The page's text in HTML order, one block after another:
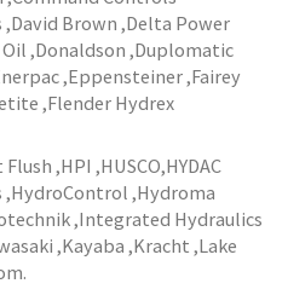
,David Brown ,Delta Power
Oil ,Donaldson ,Duplomatic
,Eppensteiner ,Fairey
,Flender Hydrex
,HPI ,HUSCO,HYDAC
,HydroControl ,Hydroma
,Integrated Hydraulics
,Kayaba ,Kracht ,Lake